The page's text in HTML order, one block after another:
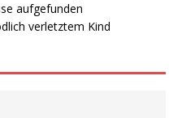
aufgefunden
verletztem Kind